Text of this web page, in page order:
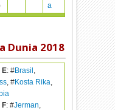
a
Dunia 2018
E: #Brasil ,
, #Kosta Rika,
F: #Jerman,